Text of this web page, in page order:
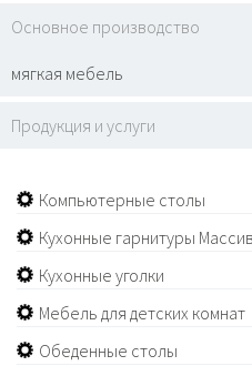
Основное производство
мягкая мебель
Продукция и услуги
Компьютерные столы
Кухонные гарнитуры
Кухонные уголки
Мебель для детских комнат
Обеденные столы